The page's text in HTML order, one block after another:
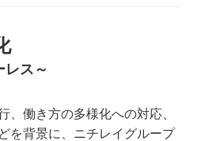
レス～
、働き方の多様化への対応、
を背景に、ニチレイグループ